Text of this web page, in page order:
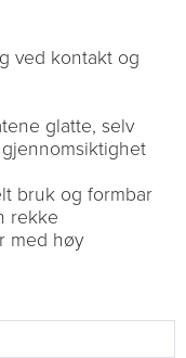
ved kontakt og
glatte, selv
bruk og formbar
rekke
med høy